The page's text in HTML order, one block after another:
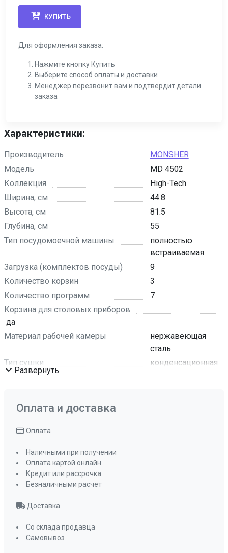
КУПИТЬ
Для оформления заказа:
Нажмите кнопку Купить
Выберите способ оплаты и доставки
Менеджер перезвонит вам и подтвердит детали
заказа
Характеристики:
Производитель
MONSHER
Модель
MD 4502
Коллекция
High-Tech
Ширина, см
44.8
Высота, см
81.5
Глубина, см
55
Тип посудомоечной машины
полностью
встраиваемая
Загрузка (комплектов посуды)
9
Количество корзин
3
Количество программ
7
Корзина для столовых приборов
да
Материал рабочей камеры
нержавеющая
сталь
Тип сушки
конденсационная
Уровень шума, дБ
Инверторный мотор
Цвет панели управления
Класс сушки
Класс мойки
Загрузка 1/2
Количество положений средней корзины
Развернуть
Оплата и доставка
Оплата
Наличными при получении
Оплата картой онлайн
Кредит или рассрочка
Безналичными расчет
Доставка
Со склада продавца
Самовывоз